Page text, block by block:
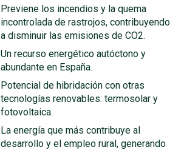
Previene los incendios y la quema
incontrolada de rastrojos, contribuyendo
a disminuir las emisiones de CO2.
Un recurso energético autóctono y
abundante en España.
Potencial de hibridación con otras
tecnologías renovables: termosolar y
fotovoltaica.
La energía que más contribuye al
desarrollo y el empleo rural, generando